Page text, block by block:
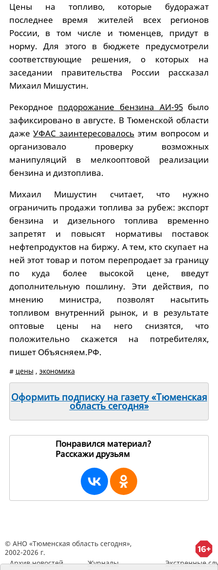
Цены на топливо, которые будоражат
последнее время жителей всех регионов
России, в том числе и тюменцев, придут в
норму. Для этого в бюджете предусмотрели
соответствующие решения, о которых на
заседании правительства России рассказал
Михаил Мишустин.
Рекордное подорожание бензина АИ-95было
зафиксировано в августе. В Тюменской области
дажеУФАС заинтересовалось этим вопросом и
организовало проверку возможных
манипуляций в мелкооптовой реализации
бензина и дизтоплива.
Михаил Мишустин считает, что нужно
ограничить продажи топлива за рубеж: экспорт
бензина и дизельного топлива временно
запретят и повысят нормативы поставок
нефтепродуктов на биржу. А тем, кто скупает на
ней этот товар и потом перепродает за границу
по куда более высокой цене, введут
дополнительную пошлину. Эти действия, по
мнению министра, позволят насытить
топливом внутренний рынок, и в результате
оптовые цены на него снизятся, что
положительно скажется на потребителях,
пишет Объясняем.РФ.
# цены , экономика
Оформить подписку на газету «Тюменская
область сегодня»
Понравился материал?
Расскажи друзьям
© АНО «Тюменская область сегодня»,
2002-2026 г.
Архив новостей
Журналы
Экстренные